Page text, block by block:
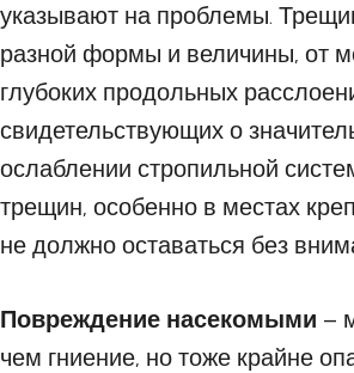
указывают на проблемы.
разной формы и величины, от
глубоких продольных
свидетельствующих о
ослаблении стропильной
трещин, особенно в местах
не должно оставаться без
Повреждение насекомыми –
чем гниение, но тоже крайне